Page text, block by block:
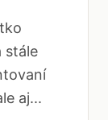
stále
aj...